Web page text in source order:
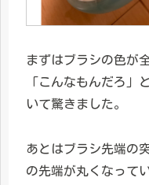
まずはブラシの色が
「こんなもんだろ」
いて驚きました。
あとはブラシ先端の
の先端が丸くなって